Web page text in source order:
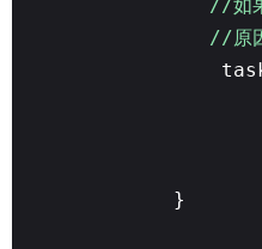
//如
//原
}